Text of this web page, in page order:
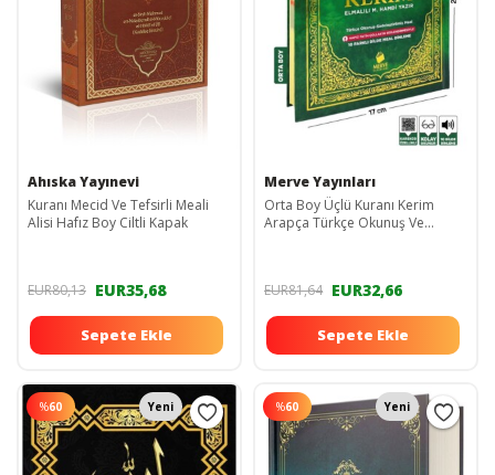
Ahıska Yayınevi
Kuranı Mecid Ve Tefsirli Meali
Alisi Hafız Boy Ciltli Kapak
EUR80,13 EUR35,68
Sepete Ekle
Merve Yayınları
Orta Boy Üçlü Kuranı Kerim
Arapça Türkçe Okunuş Ve
EUR81,64 EUR32,66
Sepete Ekle
%60 Yeni %60 Yeni